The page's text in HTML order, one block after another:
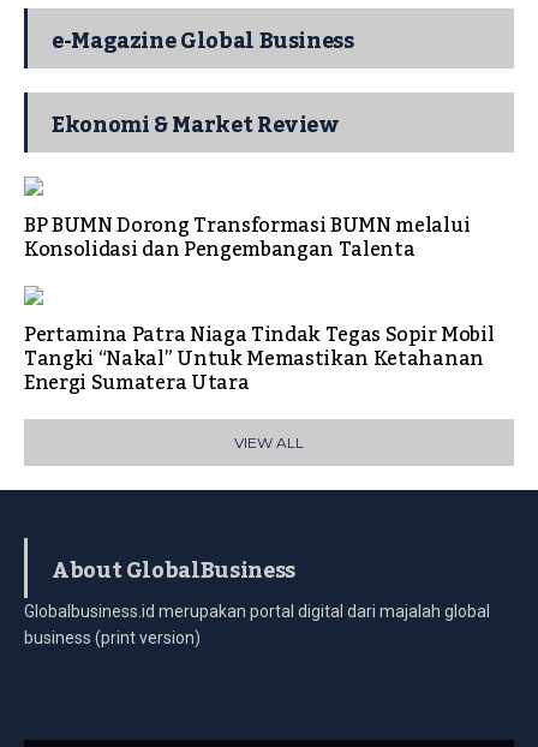
e-Magazine Global Business
Ekonomi & Market Review
BP BUMN Dorong Transformasi BUMN melalui
Konsolidasi dan Pengembangan Talenta
Pertamina Patra Niaga Tindak Tegas Sopir Mobil
Tangki “Nakal” Untuk Memastikan Ketahanan
Energi Sumatera Utara
VIEW ALL
About GlobalBusiness
Globalbusiness.id merupakan portal digital dari majalah global
business (print version)